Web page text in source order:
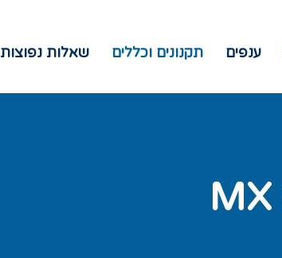
ענפים תקנונים וכללים שאלות נפוצות